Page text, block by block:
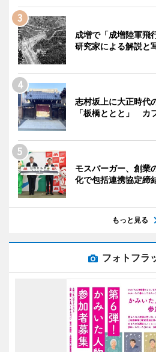
成増で「成増陸軍飛
研究家による解説と
志村坂上に大正時代
「板橋ととと」 カ
モスバーガー、創業
化で包括連携協定締
もっと見る
フォトフラ